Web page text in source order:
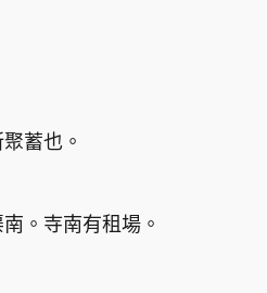
蓄也。
。寺南有租場。